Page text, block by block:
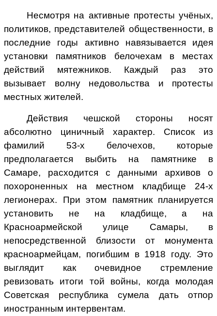
Несмотря на активные протесты учёных,
политиков, представителей общественности, в
последние годы активно навязывается идея
установки памятников белочехам в местах
действий мятежников. Каждый раз это
вызывает волну недовольства и протесты
местных жителей.
Действия чешской стороны носят
абсолютно циничный характер. Список из
фамилий 53-х белочехов, которые
предполагается выбить на памятнике в
Самаре, расходится с данными архивов о
похороненных на местном кладбище 24-х
легионерах. При этом памятник планируется
установить не на кладбище, а на
Красноармейской улице Самары, в
непосредственной близости от монумента
красноармейцам, погибшим в 1918 году. Это
выглядит как очевидное стремление
ревизовать итоги той войны, когда молодая
Советская республика сумела дать отпор
иностранным интервентам.